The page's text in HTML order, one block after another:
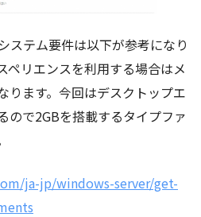
ステム要件は以下が参考になり
ペリエンスを利用する場合はメ
ります。今回はデスクトップエ
ので2GBを搭載するタイプファ
ja-jp/windows-server/get-